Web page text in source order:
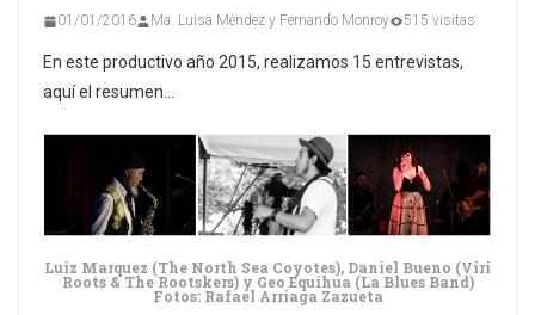
01/01/2016 Ma. Luisa Méndez y Fernando Monroy 515 visitas
En este productivo año 2015, realizamos 15 entrevistas,
aquí el resumen…
Luiz Marquez (The North Sea Coyotes), Daniel Bueno (Viri
Roots & The Rootskers) y Geo Equihua (La Blues Band)
Fotos: Rafael Arriaga Zazueta